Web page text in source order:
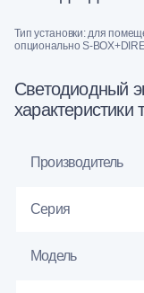
Тип установки: для
опционально S-
Светодиодный
характеристики
Производитель
Серия
Модель